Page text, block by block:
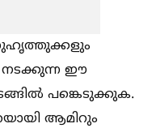
നടക്കുന്ന ഈ
പങ്കെടുക്കുക.
ആമിറും